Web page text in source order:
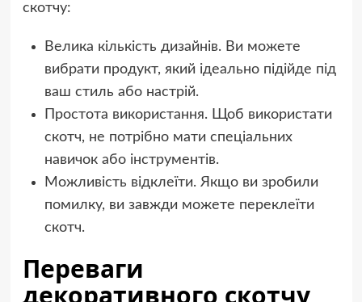
скотчу:
Велика кількість дизайнів. Ви можете
вибрати продукт, який ідеально підійде під
ваш стиль або настрій.
Простота використання. Щоб використати
скотч, не потрібно мати спеціальних
навичок або інструментів.
Можливість відклеїти. Якщо ви зробили
помилку, ви завжди можете переклеїти
скотч.
Переваги
декоративного скотчу